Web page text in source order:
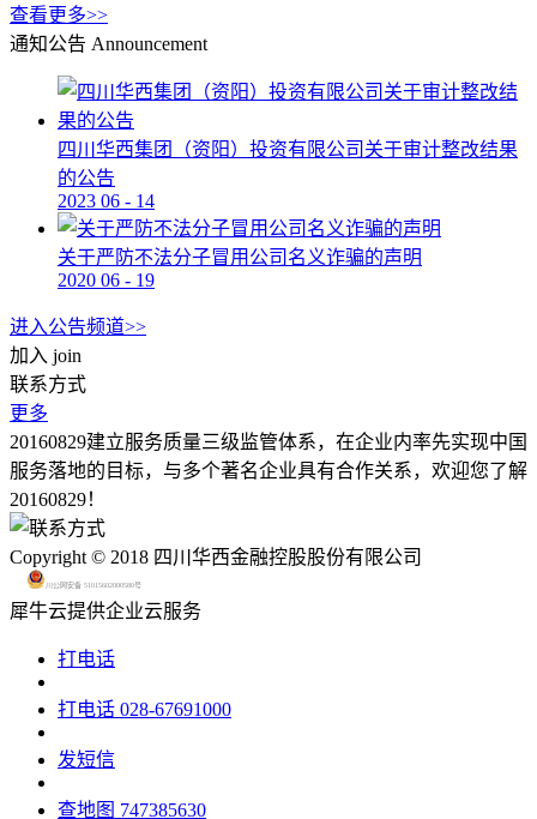
查看更多>>
通知公告 Announcement
四川华西集团（资阳）投资有限公司关于审计整改结果
的公告
2023 06 - 14
关于严防不法分子冒用公司名义诈骗的声明
2020 06 - 19
进入公告频道>>
加入 join
联系方式
更多
20160829建立服务质量三级监管体系，在企业内率先实现中国
服务落地的目标，与多个著名企业具有合作关系，欢迎您了解
20160829！
Copyright © 2018 四川华西金融控股股份有限公司
川公网安备 51015602000580号
犀牛云提供企业云服务
打电话
打电话 028-67691000
发短信
查地图 747385630